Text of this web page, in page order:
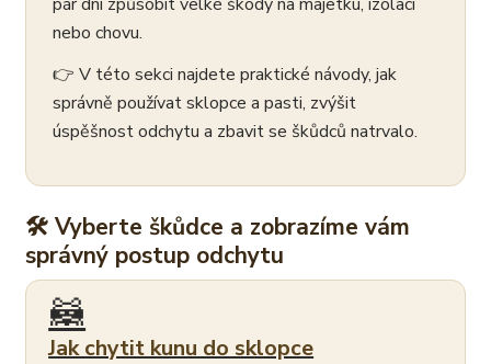
nebo chovu.
👉 V této sekci najdete praktické návody, jak
správně používat sklopce a pasti, zvýšit
úspěšnost odchytu a zbavit se škůdců natrvalo.
🛠 Vyberte škůdce a zobrazíme vám
správný postup odchytu
🦝
Jak chytit kunu do sklopce